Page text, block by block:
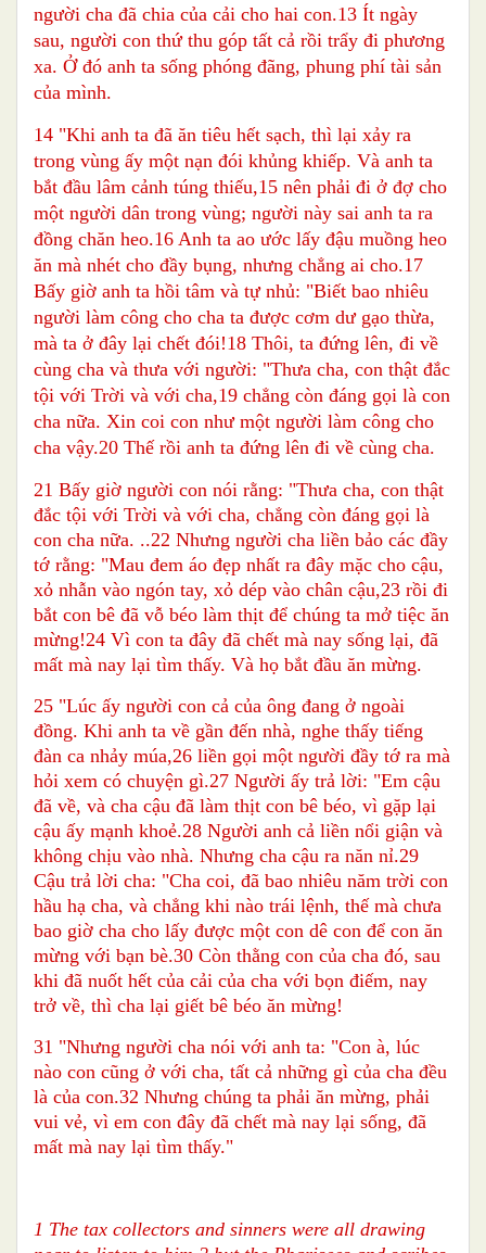
người cha đã chia của cải cho hai con.13 Ít ngày
sau, người con thứ thu góp tất cả rồi trẩy đi phương
xa. Ở đó anh ta sống phóng đãng, phung phí tài sản
của mình.
14 "Khi anh ta đã ăn tiêu hết sạch, thì lại xảy ra
trong vùng ấy một nạn đói khủng khiếp. Và anh ta
bắt đầu lâm cảnh túng thiếu,15 nên phải đi ở đợ cho
một người dân trong vùng; người này sai anh ta ra
đồng chăn heo.16 Anh ta ao ước lấy đậu muồng heo
ăn mà nhét cho đầy bụng, nhưng chẳng ai cho.17
Bấy giờ anh ta hồi tâm và tự nhủ: "Biết bao nhiêu
người làm công cho cha ta được cơm dư gạo thừa,
mà ta ở đây lại chết đói!18 Thôi, ta đứng lên, đi về
cùng cha và thưa với người: "Thưa cha, con thật đắc
tội với Trời và với cha,19 chẳng còn đáng gọi là con
cha nữa. Xin coi con như một người làm công cho
cha vậy.20 Thế rồi anh ta đứng lên đi về cùng cha.
21 Bấy giờ người con nói rằng: "Thưa cha, con thật
đắc tội với Trời và với cha, chẳng còn đáng gọi là
con cha nữa. ..22 Nhưng người cha liền bảo các đầy
tớ rằng: "Mau đem áo đẹp nhất ra đây mặc cho cậu,
xỏ nhẫn vào ngón tay, xỏ dép vào chân cậu,23 rồi đi
bắt con bê đã vỗ béo làm thịt để chúng ta mở tiệc ăn
mừng!24 Vì con ta đây đã chết mà nay sống lại, đã
mất mà nay lại tìm thấy. Và họ bắt đầu ăn mừng.
25 "Lúc ấy người con cả của ông đang ở ngoài
đồng. Khi anh ta về gần đến nhà, nghe thấy tiếng
đàn ca nhảy múa,26 liền gọi một người đầy tớ ra mà
hỏi xem có chuyện gì.27 Người ấy trả lời: "Em cậu
đã về, và cha cậu đã làm thịt con bê béo, vì gặp lại
cậu ấy mạnh khoẻ.28 Người anh cả liền nổi giận và
không chịu vào nhà. Nhưng cha cậu ra năn nỉ.29
Cậu trả lời cha: "Cha coi, đã bao nhiêu năm trời con
hầu hạ cha, và chẳng khi nào trái lệnh, thế mà chưa
bao giờ cha cho lấy được một con dê con để con ăn
mừng với bạn bè.30 Còn thằng con của cha đó, sau
khi đã nuốt hết của cải của cha với bọn điếm, nay
trở về, thì cha lại giết bê béo ăn mừng!
31 "Nhưng người cha nói với anh ta: "Con à, lúc
nào con cũng ở với cha, tất cả những gì của cha đều
là của con.32 Nhưng chúng ta phải ăn mừng, phải
vui vẻ, vì em con đây đã chết mà nay lại sống, đã
mất mà nay lại tìm thấy."
1 The tax collectors and sinners were all drawing